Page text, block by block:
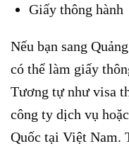
Giấy thông hành
Nếu bạn sang
có thể làm giấy
Tương tự như visa
công ty dịch vụ
Quốc tại Việt Nam.